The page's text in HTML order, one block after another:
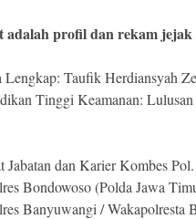
adalah profil dan rekam
Lengkap: Taufik Herdiansyah
Tinggi Keamanan:
Jabatan dan Karier Kombes
Bondowoso (Polda Jawa
Banyuwangi / Wakapolresta